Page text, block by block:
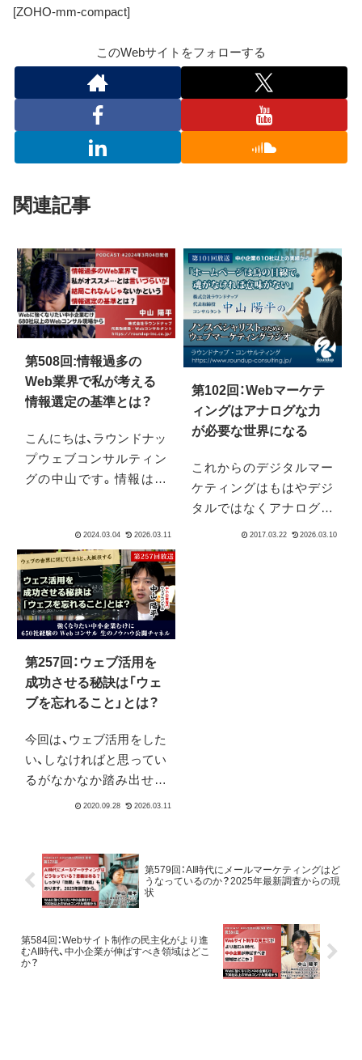
[ZOHO-mm-compact]
このWebサイトをフォローする
関連記事
第508回:情報過多の
Web業界で私が考える
情報選定の基準とは？
こんにちは、ラウンドナッ
プウェブコンサルティン
グの中山です。情報は私
源を慎重に選ぶことが重
要です。情報の質を高め、
自分自身のビジネスやラ
イフスタイルに有益なも
のだけを取り入れるに
は？
第102回：Webマーケテ
ィングはアナログな力
が必要な世界になる
これからのデジタルマー
ケティングはもはやデジ
タルではなくアナログの
第257回：ウェブ活用を
成功させる秘訣は「ウェ
ブを忘れること」とは？
今回は、ウェブ活用をした
い、しなければと思ってい
るがなかなか踏み出せな
い企業の方、あるいは踏み
内容です。ウェブ活用を
しよう、ネットを商売に役
立てようと考えると無意
落とし穴があります。
第579回：AI時代にメールマーケティングはど
うなっているのか？2025年最新調査からの現
状
第584回：Webサイト制作の民主化がより進
むAI時代、中小企業が伸ばすべき領域はどこ
か？